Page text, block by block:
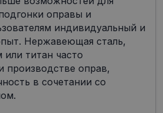
оправы и
индивидуальный и
Нержавеющая сталь,
титан часто
производстве оправ,
в сочетании со